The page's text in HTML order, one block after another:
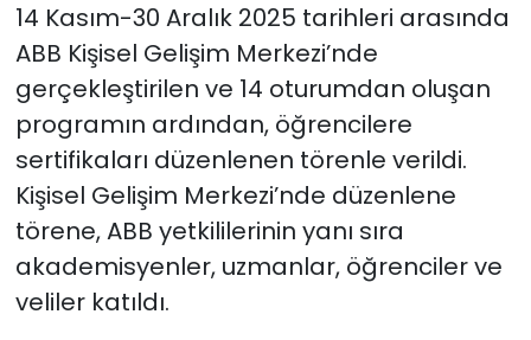
14 Kasım-30 Aralık 2025 tarihleri arasında
ABB Kişisel Gelişim Merkezi’nde
gerçekleştirilen ve 14 oturumdan oluşan
programın ardından, öğrencilere
sertifikaları düzenlenen törenle verildi.
Kişisel Gelişim Merkezi’nde düzenlene
törene, ABB yetkililerinin yanı sıra
akademisyenler, uzmanlar, öğrenciler ve
veliler katıldı.